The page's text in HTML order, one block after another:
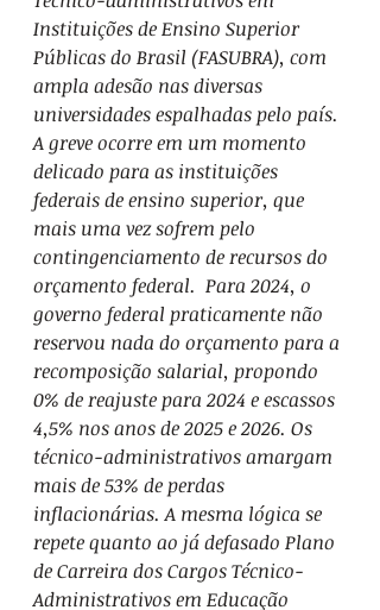
Instituições de Ensino Superior
Públicas do Brasil (FASUBRA), com
ampla adesão nas diversas
universidades espalhadas pelo país.
A greve ocorre em um momento
delicado para as instituições
federais de ensino superior, que
mais uma vez sofrem pelo
contingenciamento de recursos do
orçamento federal.  Para 2024, o
governo federal praticamente não
reservou nada do orçamento para a
recomposição salarial, propondo
0% de reajuste para 2024 e escassos
4,5% nos anos de 2025 e 2026. Os
técnico-administrativos amargam
mais de 53% de perdas
inflacionárias. A mesma lógica se
repete quanto ao já defasado Plano
de Carreira dos Cargos Técnico-
Administrativos em Educação